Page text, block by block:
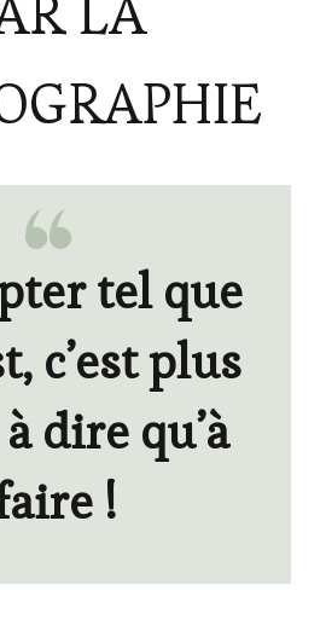
LA
tel que
c’est plus
dire qu’à
!